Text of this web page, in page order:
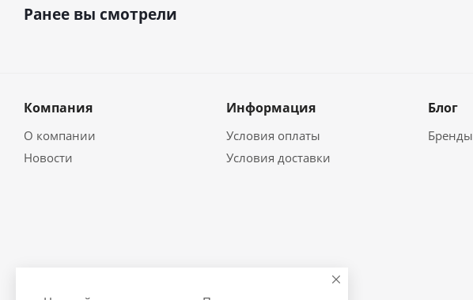
Ранее вы смотрели
Компания
О компании
Новости
Информация
Условия оплаты
Условия доставки
Блог
Бренды